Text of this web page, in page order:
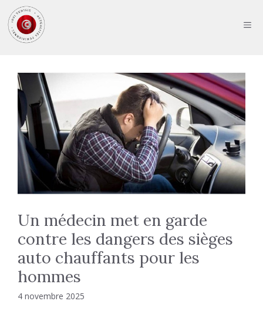
au
contenu
Un médecin met en garde
contre les dangers des sièges
auto chauffants pour les
hommes
4 novembre 2025